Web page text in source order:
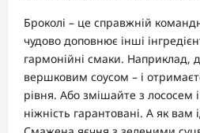
Броколі – це справжній
чудово доповнює інші
гармонійні смаки. Наприклад,
вершковим соусом – і
рівня. Або змішайте з лососем
ніжність гарантовані. А як вам